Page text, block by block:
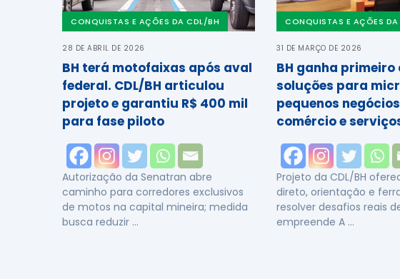
CONQUISTAS E AÇÕES DA CDL/BH
28 DE ABRIL DE 2026
BH terá motofaixas após aval
federal. CDL/BH articulou
projeto e garantiu R$ 400 mil
para fase piloto
Autorização da Senatran abre
caminho para corredores exclusivos
de motos na capital mineira; medida
busca reduzir …
CONQUISTAS E AÇÕES
31 DE MARÇO DE 2026
BH ganha primeiro
soluções para
pequenos
comércio e
Projeto da CDL/BH
direto, orientação e
resolver desafios reais
empreende A …